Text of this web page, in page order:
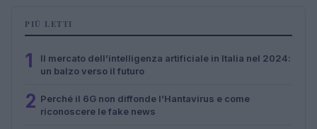
PIÙ LETTI
1
Il mercato dell’intelligenza artificiale in Italia nel 2024:
un balzo verso il futuro
2 Perché il 6G non diffonde l’Hantavirus e come
riconoscere le fake news